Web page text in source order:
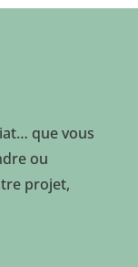
que vous
ou
projet,